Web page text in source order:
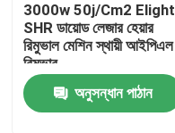
3000w 50j/Cm2 Elight
SHR ডায়োড লেজার হেয়ার
রিমুভাল মেশিন স্থায়ী আইপিএল
রিমুভার
অনুসন্ধান পাঠান